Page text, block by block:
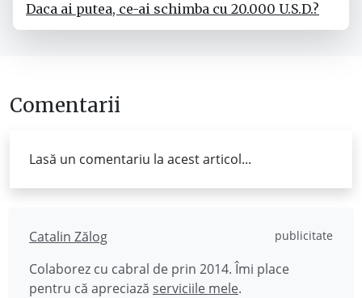
Daca ai putea, ce-ai schimba cu 20.000 U.S.D.?
Comentarii
Lasă un comentariu la acest articol...
Catalin Zălog publicitate
Colaborez cu cabral de prin 2014. Îmi place
pentru că apreciază serviciile mele.